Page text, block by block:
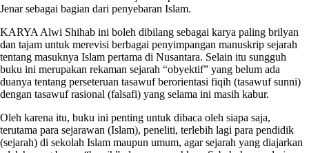
Jenar sebagai bagian dari penyebaran Islam.
KARYA Alwi Shihab ini boleh dibilang sebagai karya paling brilyan
dan tajam untuk merevisi berbagai penyimpangan manuskrip sejarah
tentang masuknya Islam pertama di Nusantara. Selain itu sungguh
buku ini merupakan rekaman sejarah “obyektif” yang belum ada
duanya tentang perseteruan tasawuf berorientasi fiqih (tasawuf sunni)
dengan tasawuf rasional (falsafi) yang selama ini masih kabur.
Oleh karena itu, buku ini penting untuk dibaca oleh siapa saja,
terutama para sejarawan (Islam), peneliti, terlebih lagi para pendidik
(sejarah) di sekolah Islam maupun umum, agar sejarah yang diajarkan